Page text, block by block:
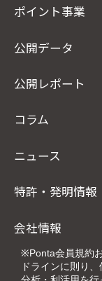
ポイント事業
公開データ
公開レポート
コラム
ニュース
特許・発明情報
会社情報
※Ponta会員規約
ドラインに則り